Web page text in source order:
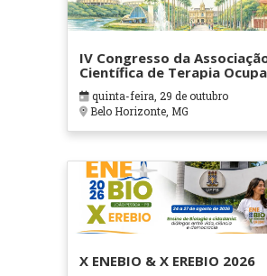
IV Congresso da
Científica de Terapia
em Contextos Hospitalares
Cuidados Paliativos -
quinta-feira, 29 de outubro
Belo Horizonte, MG
X ENEBIO & X EREBIO 2026